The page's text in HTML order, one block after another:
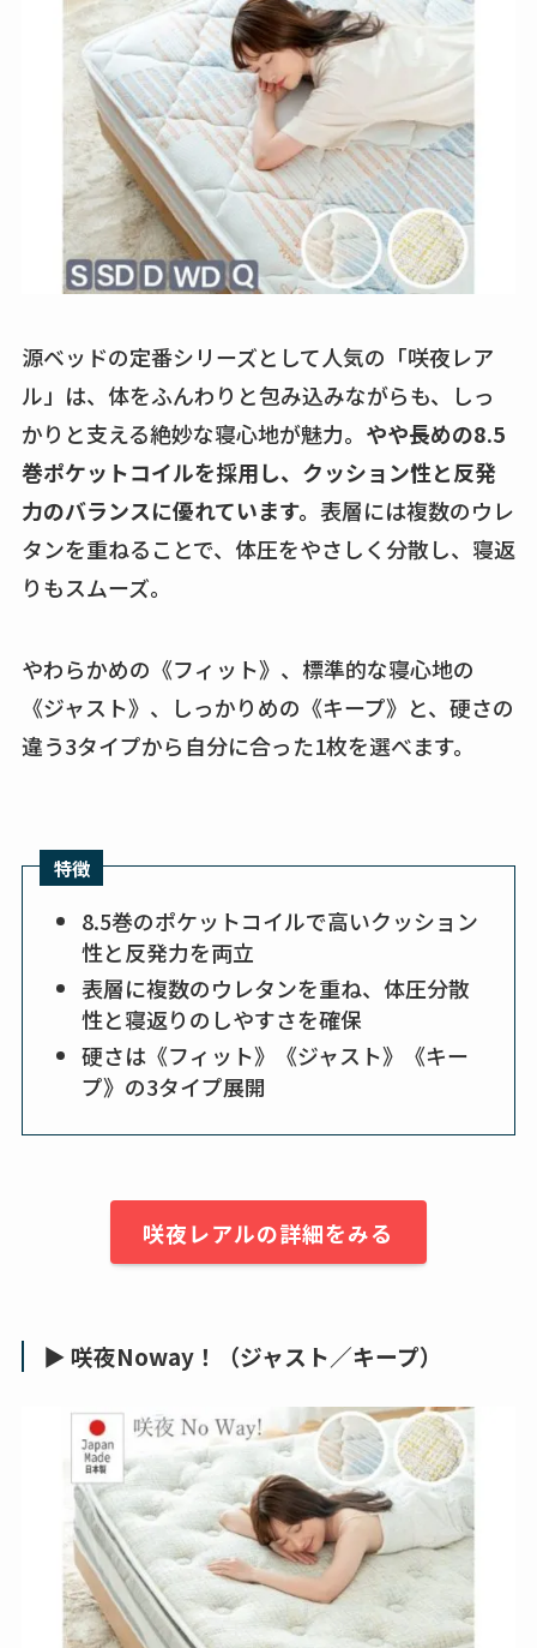
源ベッドの定番シリーズとして人気の「咲夜レア
ル」は、体をふんわりと包み込みながらも、しっ
かりと支える絶妙な寝心地が魅力。 やや長めの8.5
巻ポケットコイルを採用し、クッション性と反発
力のバランスに優れています。 表層には複数のウレ
タンを重ねることで、体圧をやさしく分散し、寝返
りもスムーズ。
やわらかめの《フィット》、標準的な寝心地の
《ジャスト》、しっかりめの《キープ》と、硬さの
違う3タイプから自分に合った1枚を選べます。
特徴
8.5巻のポケットコイルで高いクッション
性と反発力を両立
表層に複数のウレタンを重ね、体圧分散
性と寝返りのしやすさを確保
硬さは《フィット》《ジャスト》《キー
プ》の3タイプ展開
咲夜レアルの詳細をみる
▶ 咲夜Noway！（ジャスト／キープ）